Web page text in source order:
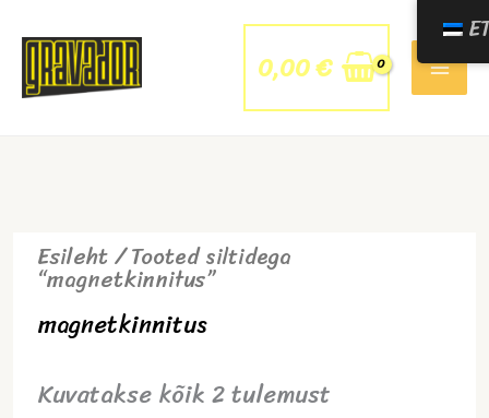
to
content 0,00€
Esileht/ Tooted siltidega
“magnetkinnitus”
magnetkinnitus
Kuvatakse kõik 2 tulemust